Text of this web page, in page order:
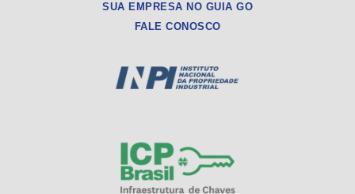
SUA EMPRESA NO GUIA GO
FALE CONOSCO